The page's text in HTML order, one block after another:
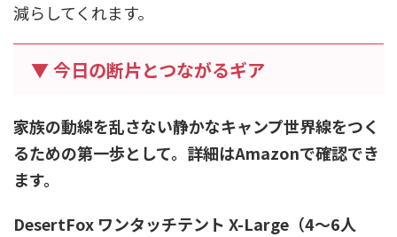
減らしてくれます。
▼ 今日の断片とつながるギア
家族の動線を乱さない静かなキャンプ世界線をつく
るための第一歩として。詳細はAmazonで確認でき
ます。
DesertFox ワンタッチテント X-Large（4〜6人